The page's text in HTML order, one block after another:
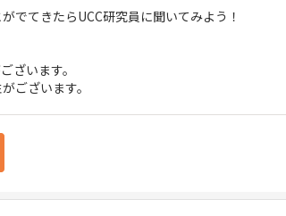
でてきたらUCC研究員に聞いてみよう！
ざいます。
ございます。